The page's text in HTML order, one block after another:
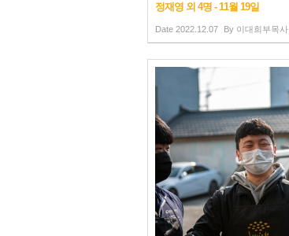
정재영 외 4명 - 11월 19일
Date 2022.12.07 By 이대희부목사